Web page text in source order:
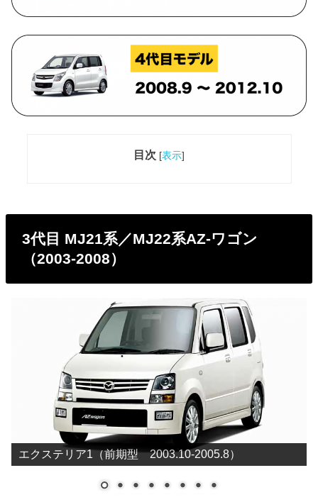
目次 [表示]
3代目 MJ21系／MJ22系AZ-ワゴン
（2003-2008）
エクステリア1（前期型 2003.10-2005.8）